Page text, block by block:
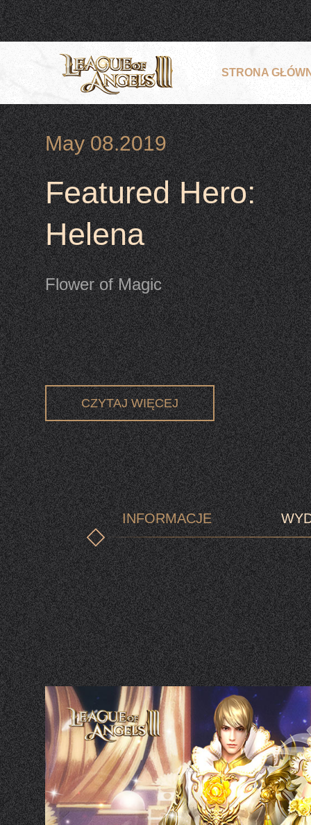
STRONA
May 08.2019
Featured Hero:
Helena
Flower of Magic
CZYTAJ WIĘCEJ
INFORMACJE